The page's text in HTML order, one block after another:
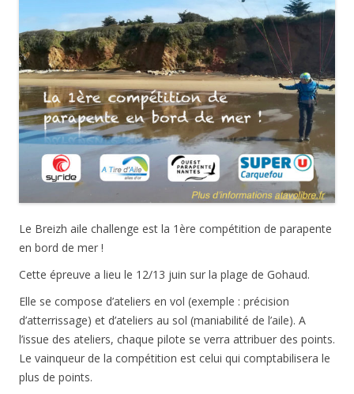
Le Breizh aile challenge est la 1ère compétition de parapente
en bord de mer !
Cette épreuve a lieu le 12/13 juin sur la plage de Gohaud.
Elle se compose d’ateliers en vol (exemple : précision
d’atterrissage) et d’ateliers au sol (maniabilité de l’aile). A
l’issue des ateliers, chaque pilote se verra attribuer des points.
Le vainqueur de la compétition est celui qui comptabilisera le
plus de points.